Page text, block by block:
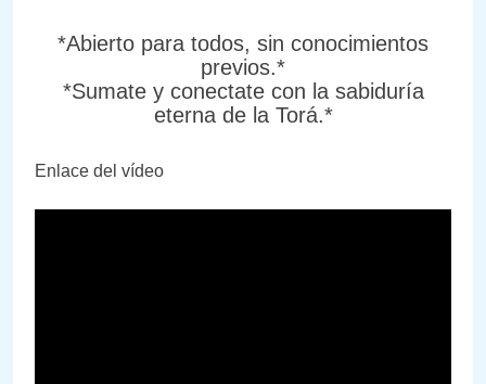
*Abierto para todos, sin conocimientos
previos.*
*Sumate y conectate con la sabiduría
eterna de la Torá.*
Enlace del vídeo